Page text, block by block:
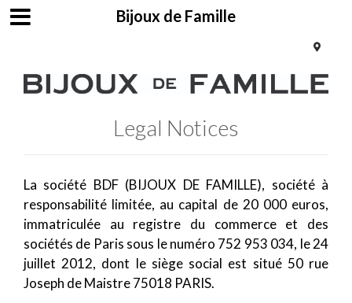
Legal Notices
La société BDF (BIJOUX DE FAMILLE), société à
responsabilité limitée, au capital de 20 000 euros,
immatriculée au registre du commerce et des
sociétés de Paris sous le numéro 752 953 034, le 24
juillet 2012, dont le siège social est situé 50 rue
Joseph de Maistre 75018 PARIS.
Bijoux de Famille